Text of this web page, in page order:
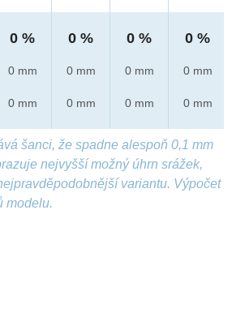
0 %
0 mm
0 mm
0 %
0 mm
0 mm
0 %
0 mm
0 mm
0 %
0 mm
0 mm
šanci, že spadne alespoň 0,1 mm
nejvyšší možný úhrn srážek,
variantu. Výpočet
modelu.